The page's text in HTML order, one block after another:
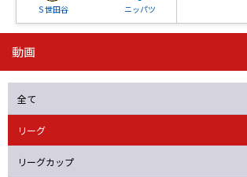
Ｓ世田谷 ニッパツ
ニッパツ
動画
全て
リーグ
リーグカップ